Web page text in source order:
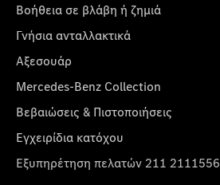
Βοήθεια σε βλάβη ή ζημιά
Γνήσια ανταλλακτικά
Αξεσουάρ
Mercedes-Benz Collection
Βεβαιώσεις & Πιστοποιήσεις
Εγχειρίδια κατόχου
Εξυπηρέτηση πελατών 211 2111556